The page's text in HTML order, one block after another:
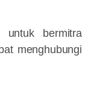
bermitra
menghubungi